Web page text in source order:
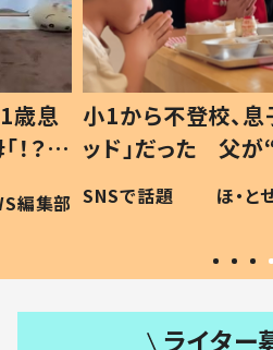
歳息
？」
編集部
小1から不登校、息
ッド」だった 父
作り続ける理由
#令和の子
SNSで話題 ほ・
ライター